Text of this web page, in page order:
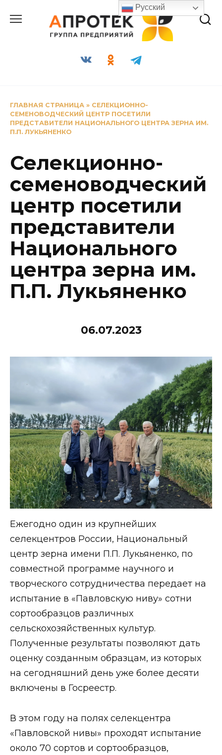
содержанию
ГЛАВНАЯ СТРАНИЦА » СЕЛЕКЦИОННО-
СЕМЕНОВОДЧЕСКИЙ ЦЕНТР ПОСЕТИЛИ
ПРЕДСТАВИТЕЛИ НАЦИОНАЛЬНОГО ЦЕНТРА ЗЕРНА ИМ.
П.П. ЛУКЬЯНЕНКО
Селекционно-
семеноводческий
центр посетили
представители
Национального
центра зерна им.
П.П. Лукьяненко
06.07.2023
Ежегодно один из крупнейших
селекцентров России, Национальный
центр зерна имени П.П. Лукьяненко, по
совместной программе научного и
творческого сотрудничества передает на
испытание в «Павловскую ниву» сотни
сортообразцов различных
сельскохозяйственных культур.
Полученные результаты позволяют дать
оценку созданным образцам, из которых
на сегодняшний день уже более десяти
включены в Госреестр.
В этом году на полях селекцентра
«Павловской нивы» проходят испытание
около 70 сортов и сортообразцов,
Русский